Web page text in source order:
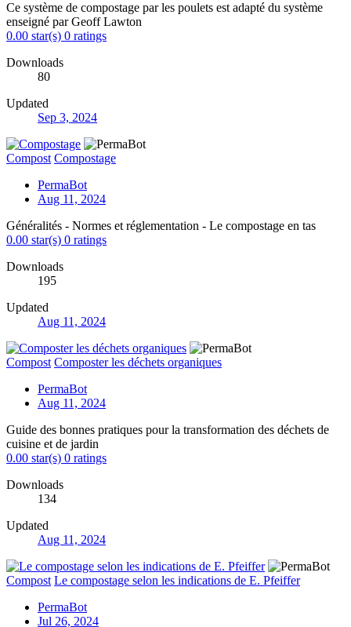
Ce système de compostage par les poulets est adapté du système
enseigné par Geoff Lawton
0.00 star(s) 0 ratings
Downloads
80
Updated
Sep 3, 2024
Compost Compostage
PermaBot
Aug 11, 2024
Généralités - Normes et réglementation - Le compostage en tas
0.00 star(s) 0 ratings
Downloads
195
Updated
Aug 11, 2024
Compost Composter les déchets organiques
PermaBot
Aug 11, 2024
Guide des bonnes pratiques pour la transformation des déchets de
cuisine et de jardin
0.00 star(s) 0 ratings
Downloads
134
Updated
Aug 11, 2024
Compost Le compostage selon les indications de E. Pfeiffer
PermaBot
Jul 26, 2024